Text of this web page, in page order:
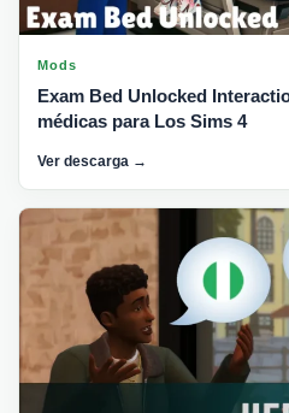
Mods
Exam Bed Unlocked
médicas para Los Sims 4
Ver descarga →